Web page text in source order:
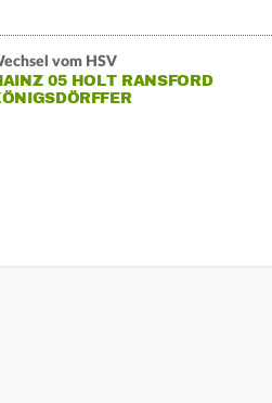
vom HSV
05 HOLT RANSFORD